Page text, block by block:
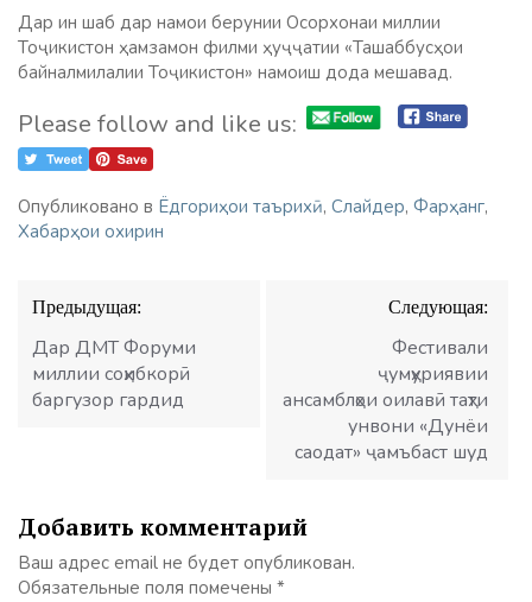
Дар ин шаб дар намои берунии Осорхонаи миллии
Тоҷикистон ҳамзамон филми ҳуҷҷатии «Ташаббусҳои
байналмилалии Тоҷикистон» намоиш дода мешавад.
Please follow and like us:
Опубликовано в Ёдгориҳои таърихӣ, Слайдер, Фарҳанг,
Хабарҳои охирин
Навигация
по
записям
Предыдущая:
Дар ДМТ Форуми
миллии соҳибкорӣ
баргузор гардид
Следующая:
Фестивали
ҷумҳуриявии
ансамблҳои оилавӣ таҳти
унвони «Дунёи
саодат» ҷамъбаст шуд
Добавить комментарий
Ваш адрес email не будет опубликован.
Обязательные поля помечены *